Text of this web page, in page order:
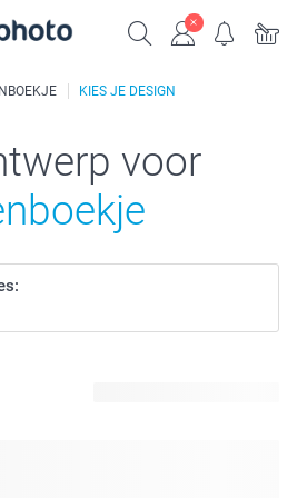
KIES JE DESIGN
voor